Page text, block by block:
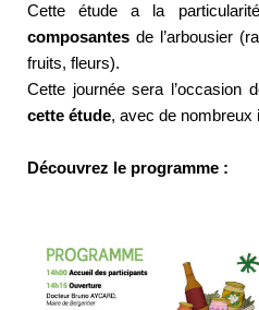
Cette étude a la
composantes de l’arbousier
fruits, fleurs).
Cette journée sera l’occasion
cette étude, avec de nombreux
Découvrez le programme :